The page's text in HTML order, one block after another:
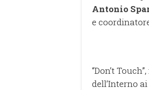
Antonio
e
“Don’t
dell’Interno